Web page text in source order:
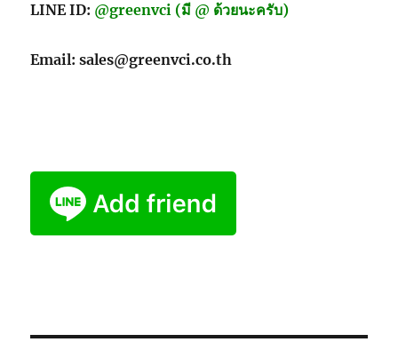
LINE ID: @greenvci (มี @ ด้วยนะครับ)
Email: sales@greenvci.co.th